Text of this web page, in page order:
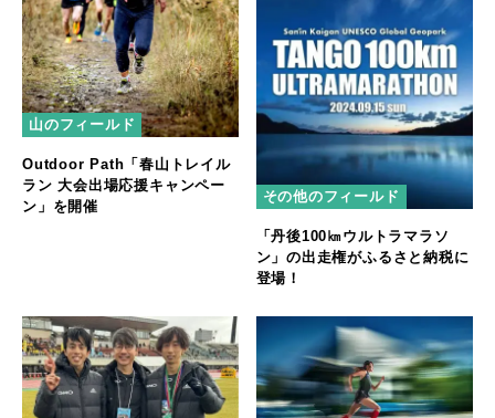
山のフィールド
Outdoor Path「春山トレイル
ラン 大会出場応援キャンペー
ン」を開催
その他のフィールド
「丹後100㎞ウルトラマラソ
ン」の出走権がふるさと納税に
登場！